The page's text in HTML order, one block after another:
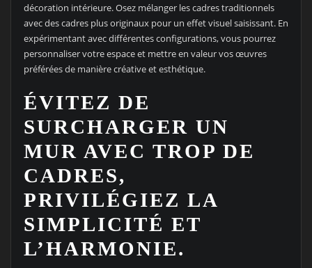
décoration intérieure. Osez mélanger les cadres traditionnels
avec des cadres plus originaux pour un effet visuel saisissant. En
expérimentant avec différentes configurations, vous pourrez
personnaliser votre espace et mettre en valeur vos œuvres
préférées de manière créative et esthétique.
ÉVITEZ DE
SURCHARGER UN
MUR AVEC TROP DE
CADRES,
PRIVILÉGIEZ LA
SIMPLICITÉ ET
L’HARMONIE.